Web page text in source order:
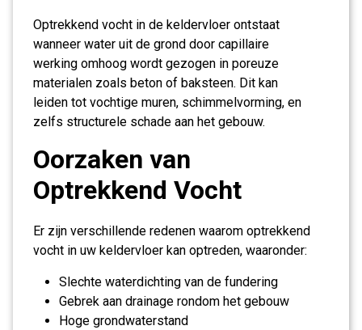
Optrekkend vocht in de keldervloer ontstaat
wanneer water uit de grond door capillaire
werking omhoog wordt gezogen in poreuze
materialen zoals beton of baksteen. Dit kan
leiden tot vochtige muren, schimmelvorming, en
zelfs structurele schade aan het gebouw.
Oorzaken van
Optrekkend Vocht
Er zijn verschillende redenen waarom optrekkend
vocht in uw keldervloer kan optreden, waaronder:
Slechte waterdichting van de fundering
Gebrek aan drainage rondom het gebouw
Hoge grondwaterstand